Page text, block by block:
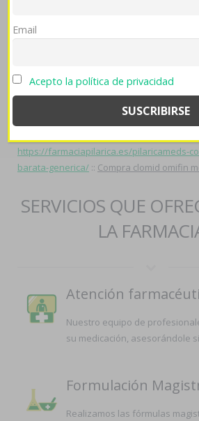
do boquerón doméstico.
https://farmaciapilarica.es/pilaricameds-
urocont duagen por ebay::comprar atarax
https://farmaciapilarica.es/pilaricameds-
barata-generica/ :: Compra clomid omifin
SERVICIOS QUE
LA
Atención
Nuestro equipo de
su medicación, asesorándole
Formulación
Realizamos las fórmulas
Email
Acepto la política de privacidad